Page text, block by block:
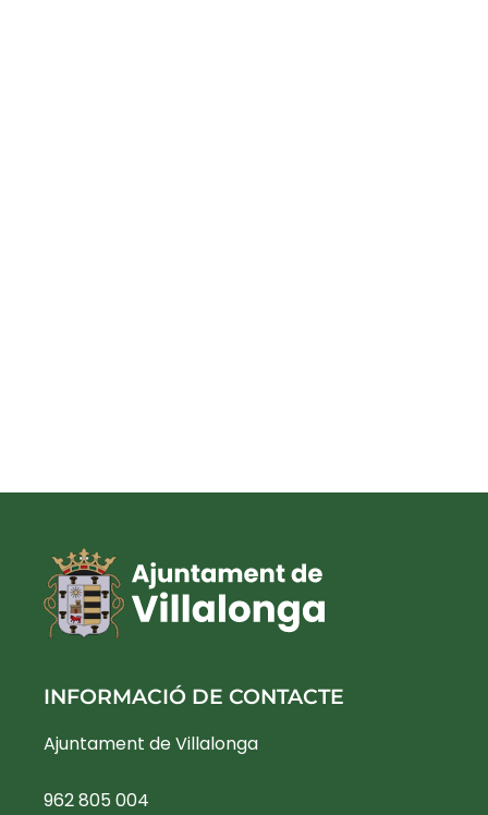
INFORMACIÓ DE CONTACTE
Ajuntament de Villalonga
962 805 004